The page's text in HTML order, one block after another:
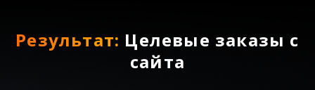
Результат: Целевые заказы с
сайта